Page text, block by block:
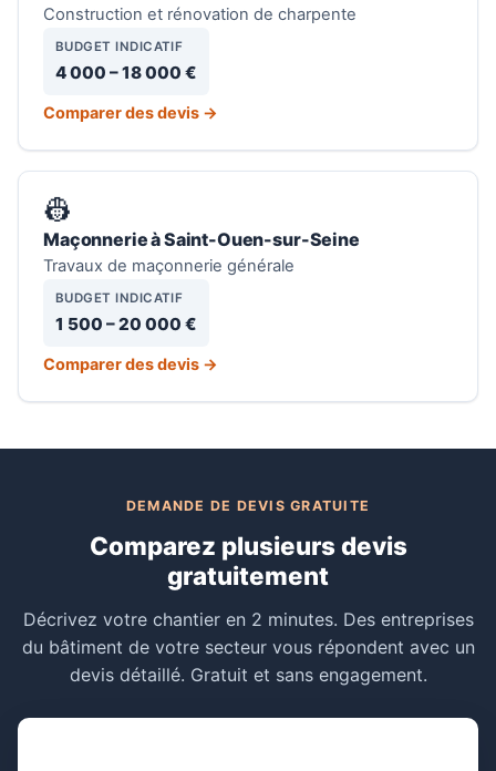
Construction et rénovation de charpente
BUDGET INDICATIF
4 000 – 18 000 €
Comparer des devis →
👷
Maçonnerie à Saint-Ouen-sur-Seine
Travaux de maçonnerie générale
BUDGET INDICATIF
1 500 – 20 000 €
Comparer des devis →
DEMANDE DE DEVIS GRATUITE
Comparez plusieurs devis
gratuitement
Décrivez votre chantier en 2 minutes. Des entreprises
du bâtiment de votre secteur vous répondent avec un
devis détaillé. Gratuit et sans engagement.